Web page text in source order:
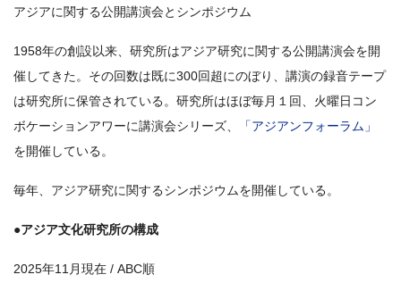
アジアに関する公開講演会とシンポジウム
1958年の創設以来、研究所はアジア研究に関する公開講演会を開
催してきた。その回数は既に300回超にのぼり、講演の録音テープ
は研究所に保管されている。研究所はほぼ毎月１回、火曜日コン
ボケーションアワーに講演会シリーズ、
「アジアンフォーラム」
を開催している。
毎年、アジア研究に関するシンポジウムを開催している。
●アジア文化研究所の構成
2025年11月現在 / ABC順